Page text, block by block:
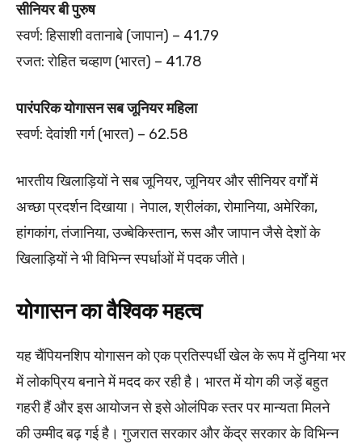
सीनियर बी पुरुष
स्वर्ण: हिसाशी वतानाबे (जापान) – 41.79
रजत: रोहित चव्हाण (भारत) – 41.78
पारंपरिक योगासन सब जूनियर महिला
स्वर्ण: देवांशी गर्ग (भारत) – 62.58
भारतीय खिलाड़ियों ने सब जूनियर, जूनियर और सीनियर वर्गों में
अच्छा प्रदर्शन दिखाया। नेपाल, श्रीलंका, रोमानिया, अमेरिका,
हांगकांग, तंजानिया, उज्बेकिस्तान, रूस और जापान जैसे देशों के
खिलाड़ियों ने भी विभिन्न स्पर्धाओं में पदक जीते।
योगासन का वैश्विक महत्व
यह चैंपियनशिप योगासन को एक प्रतिस्पर्धी खेल के रूप में दुनिया भर
में लोकप्रिय बनाने में मदद कर रही है। भारत में योग की जड़ें बहुत
गहरी हैं और इस आयोजन से इसे ओलंपिक स्तर पर मान्यता मिलने
की उम्मीद बढ़ गई है। गुजरात सरकार और केंद्र सरकार के विभिन्न